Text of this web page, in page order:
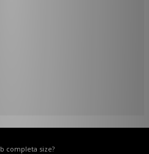
completa size?